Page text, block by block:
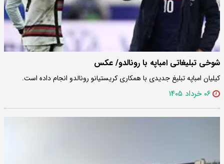
شوخی تبلیغاتی امباپه با رونالدو/ عکس
کیلیان امباپه تبلیغ جدیدی با همکاری کریستیانو رونالدو انجام داده است.
۰۶ خرداد ۱۴۰۵